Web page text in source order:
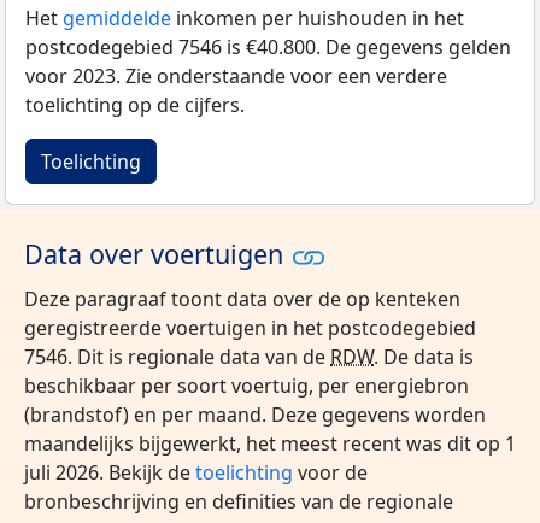
Het gemiddelde inkomen per huishouden in het
postcodegebied 7546 is €40.800. De gegevens gelden
voor 2023. Zie onderstaande voor een verdere
toelichting op de cijfers.
Toelichting
Data over voertuigen
Deze paragraaf toont data over de op kenteken
geregistreerde voertuigen in het postcodegebied
7546. Dit is regionale data van de RDW. De data is
beschikbaar per soort voertuig, per energiebron
(brandstof) en per maand. Deze gegevens worden
maandelijks bijgewerkt, het meest recent was dit op 1
juli 2026. Bekijk detoelichting voor de
bronbeschrijving en definities van de regionale